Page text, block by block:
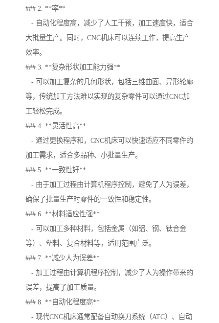
### 2. **率**
- 自动化程度高，减少了人工干预，加工速度快，适合
大批量生产。同时，CNC机床可以连续工作，提高生产
效率。
### 3. **复杂形状加工能力强**
- 可以加工复杂的几何形状，包括三维曲面、异形轮廓
等，传统加工方法难以实现的复杂零件可以通过CNC加
工轻松完成。
### 4. **灵活性高**
- 通过更换程序和，CNC机床可以快速适应不同零件的
加工需求，适合多品种、小批量生产。
### 5. **一致性好**
- 由于加工过程由计算机程序控制，避免了人为误差，
确保了批量生产时零件的一致性和稳定性。
### 6. **材料适应性强**
- 可以加工多种材料，包括金属（如铝、钢、钛合金
等）、塑料、复合材料等，适用范围广泛。
### 7. **减少人为误差**
- 加工过程由计算机程序控制，减少了人为操作带来的
误差，提高了加工质量。
### 8. **自动化程度高**
- 现代CNC机床通常配备自动换刀系统（ATC）、自动